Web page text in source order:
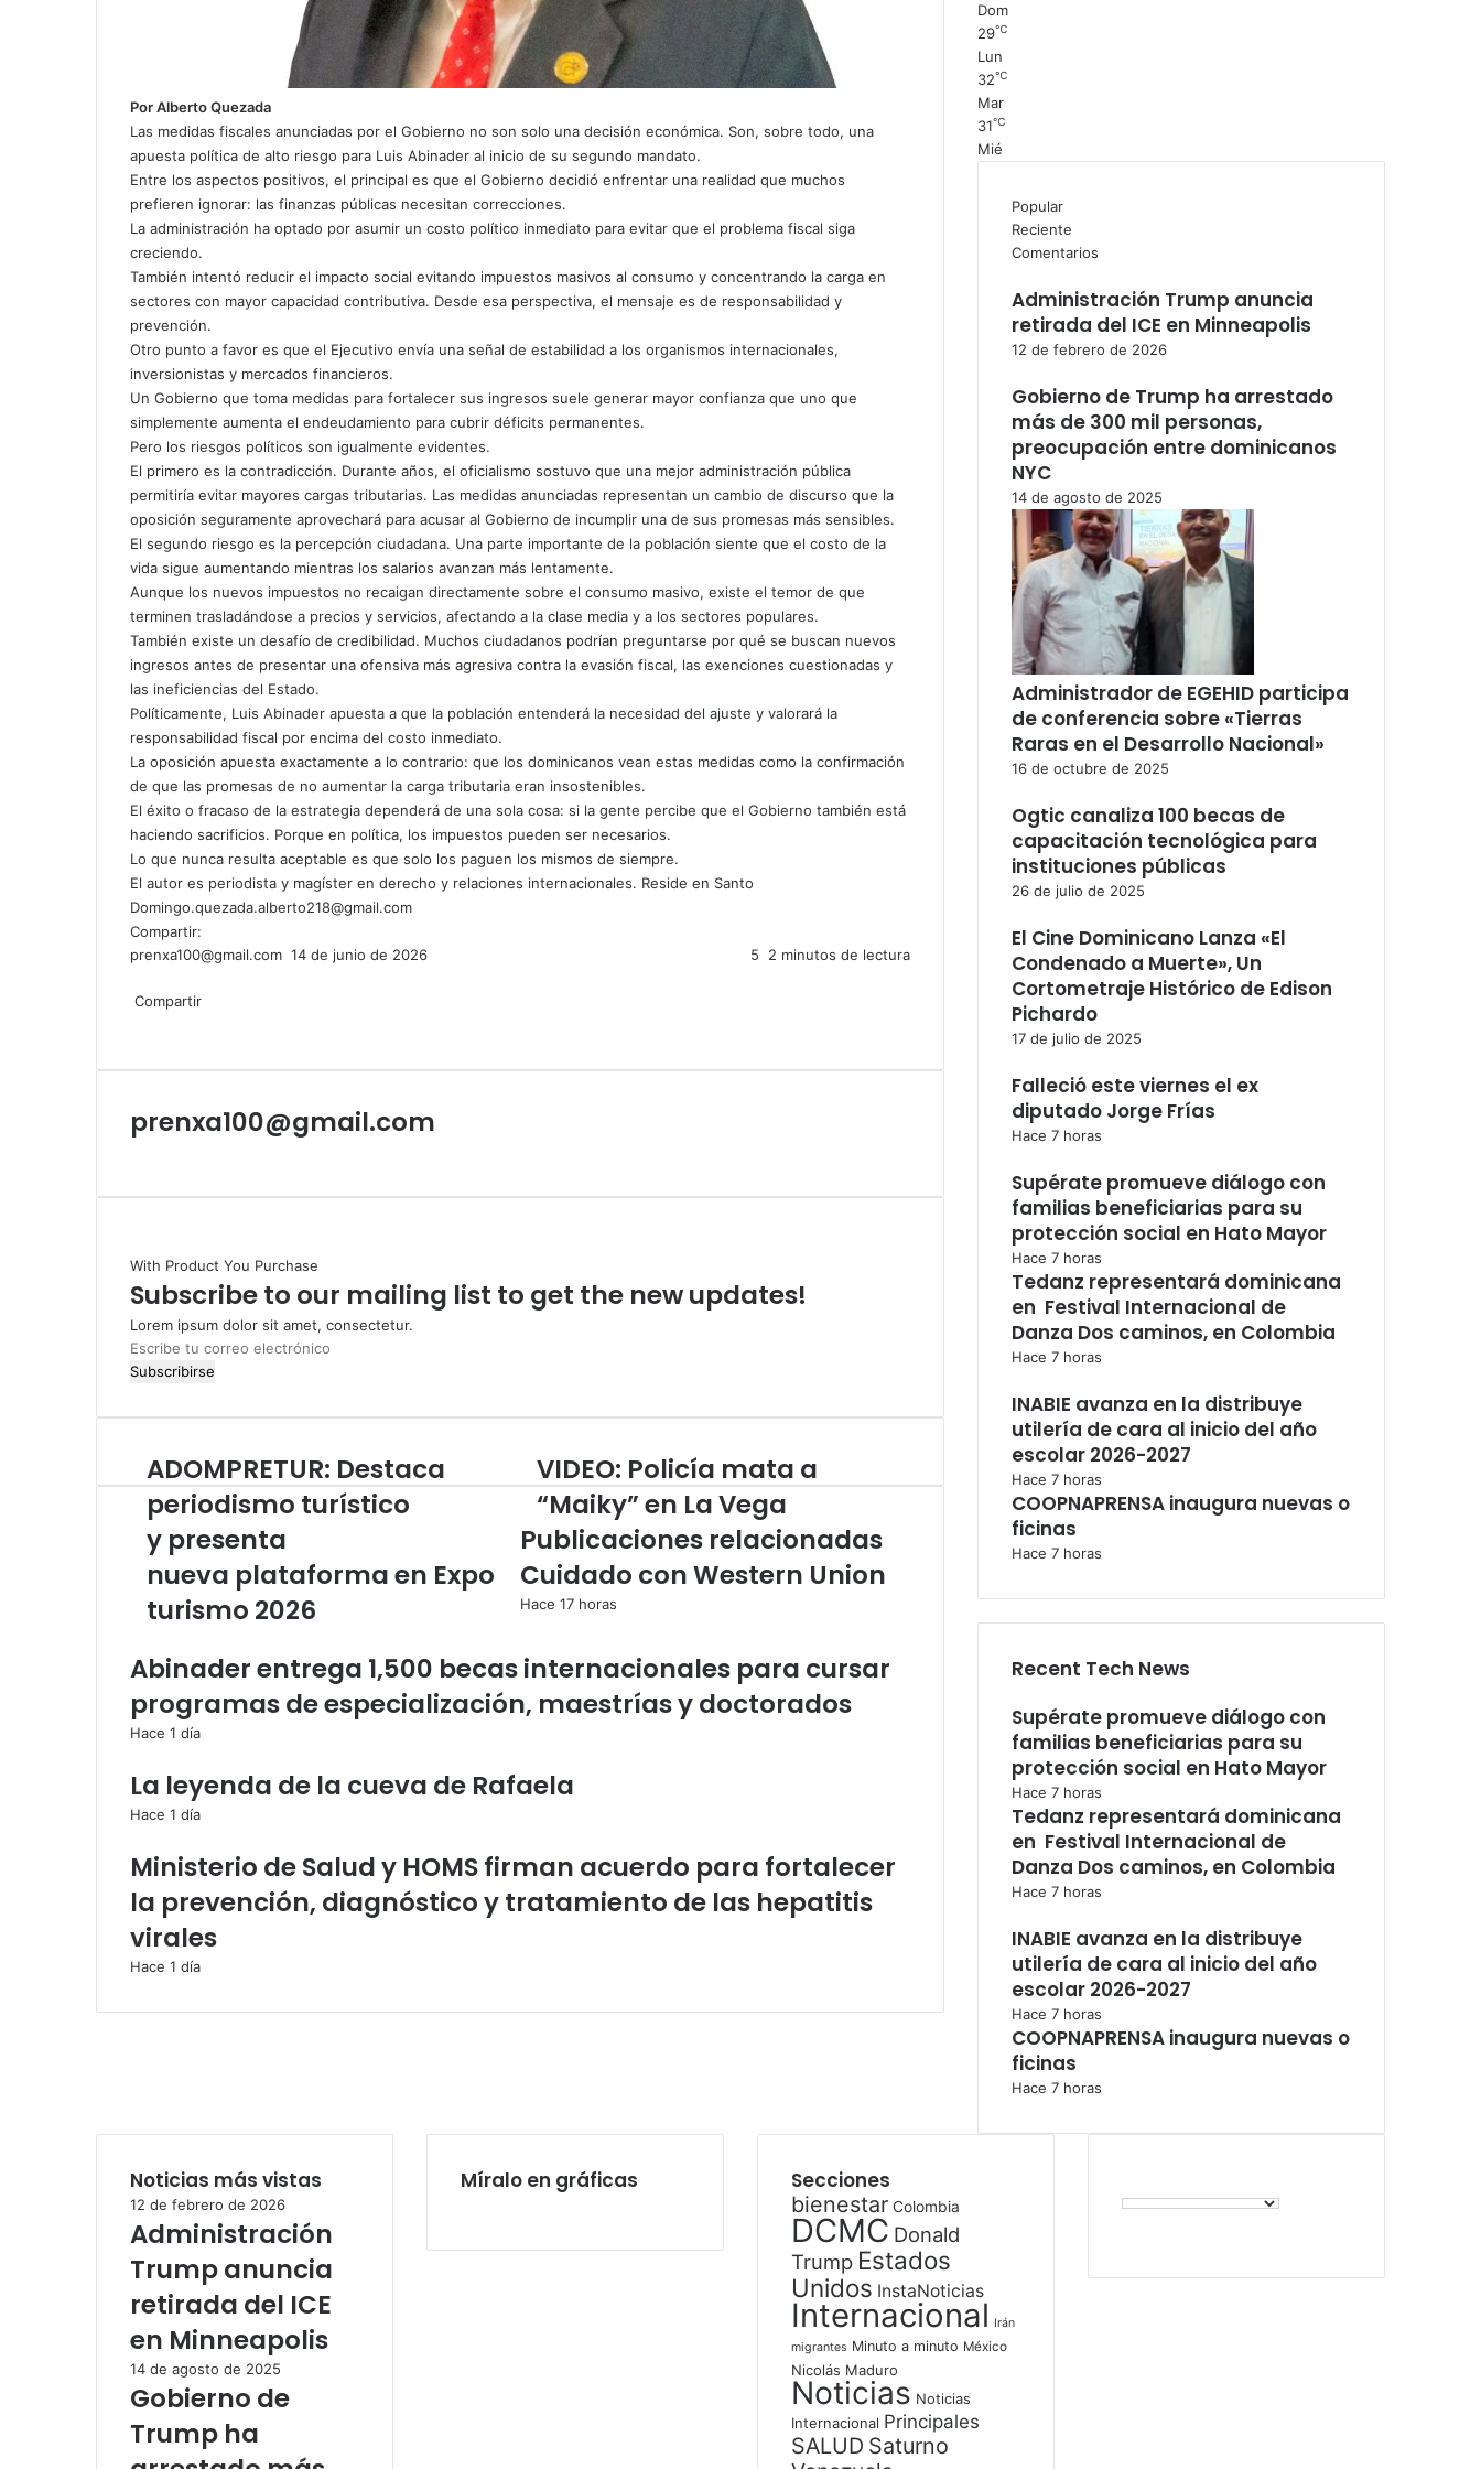
Por Alberto Quezada
Las medidas fiscales anunciadas por el Gobierno no son solo una decisión económica. Son, sobre todo, una
apuesta política de alto riesgo para Luis Abinader al inicio de su segundo mandato.
Entre los aspectos positivos, el principal es que el Gobierno decidió enfrentar una realidad que muchos
prefieren ignorar: las finanzas públicas necesitan correcciones.
La administración ha optado por asumir un costo político inmediato para evitar que el problema fiscal siga
creciendo.
También intentó reducir el impacto social evitando impuestos masivos al consumo y concentrando la carga en
sectores con mayor capacidad contributiva. Desde esa perspectiva, el mensaje es de responsabilidad y
prevención.
Otro punto a favor es que el Ejecutivo envía una señal de estabilidad a los organismos internacionales,
inversionistas y mercados financieros.
Un Gobierno que toma medidas para fortalecer sus ingresos suele generar mayor confianza que uno que
simplemente aumenta el endeudamiento para cubrir déficits permanentes.
Pero los riesgos políticos son igualmente evidentes.
El primero es la contradicción. Durante años, el oficialismo sostuvo que una mejor administración pública
permitiría evitar mayores cargas tributarias. Las medidas anunciadas representan un cambio de discurso que la
oposición seguramente aprovechará para acusar al Gobierno de incumplir una de sus promesas más sensibles.
El segundo riesgo es la percepción ciudadana. Una parte importante de la población siente que el costo de la
vida sigue aumentando mientras los salarios avanzan más lentamente.
Aunque los nuevos impuestos no recaigan directamente sobre el consumo masivo, existe el temor de que
terminen trasladándose a precios y servicios, afectando a la clase media y a los sectores populares.
También existe un desafío de credibilidad. Muchos ciudadanos podrían preguntarse por qué se buscan nuevos
ingresos antes de presentar una ofensiva más agresiva contra la evasión fiscal, las exenciones cuestionadas y
las ineficiencias del Estado.
Políticamente, Luis Abinader apuesta a que la población entenderá la necesidad del ajuste y valorará la
responsabilidad fiscal por encima del costo inmediato.
La oposición apuesta exactamente a lo contrario: que los dominicanos vean estas medidas como la confirmación
de que las promesas de no aumentar la carga tributaria eran insostenibles.
El éxito o fracaso de la estrategia dependerá de una sola cosa: si la gente percibe que el Gobierno también está
haciendo sacrificios. Porque en política, los impuestos pueden ser necesarios.
Lo que nunca resulta aceptable es que solo los paguen los mismos de siempre.
El autor es periodista y magíster en derecho y relaciones internacionales. Reside en Santo
Domingo.quezada.alberto218@gmail.com
Compartir:
prenxa100@gmail.com Send
14 de junio de 2026 5
2 minutos de lectura
Compartir
correo
prenxa100@gmail.com
With Product You Purchase
Subscribe to our mailing list to get the new updates!
Lorem ipsum dolor sit amet, consectetur.
Escribe
tu
electrónico
ADOMPRETUR: Destaca
periodismo turístico
y presenta
nueva plataforma en Expoturismo 2026
ADOMPRETUR: Destaca
periodismo turístico
y presenta
nueva plataforma en Expo
turismo 2026
VIDEO:
Policía
mata
a
“Maiky”
en
La
VIDEO: Policía mata a
“Maiky” en La Vega
Publicaciones relacionadas
Cuidado con Western Union
Hace 17 horas
Abinader entrega 1,500 becas internacionales para cursar
programas de especialización, maestrías y doctorados
Hace 1 día
La leyenda de la cueva de Rafaela
Hace 1 día
Ministerio de Salud y HOMS firman acuerdo para fortalecer
la prevención, diagnóstico y tratamiento de las hepatitis
virales
Hace 1 día
Dom
29℃
Lun
32℃
Mar
31℃
Mié
Popular
Reciente
Comentarios
Administración Trump anuncia
retirada del ICE en Minneapolis
12 de febrero de 2026
Gobierno de Trump ha arrestado
más de 300 mil personas,
preocupación entre dominicanos
NYC
14 de agosto de 2025
Administrador de EGEHID participa
de conferencia sobre «Tierras
Raras en el Desarrollo Nacional»
16 de octubre de 2025
Ogtic canaliza 100 becas de
capacitación tecnológica para
instituciones públicas
26 de julio de 2025
El Cine Dominicano Lanza «El
Condenado a Muerte», Un
Cortometraje Histórico de Edison
Pichardo
17 de julio de 2025
Falleció este viernes el ex
diputado Jorge Frías
Hace 7 horas
Supérate promueve diálogo con
familias beneficiarias para su
protección social en Hato Mayor
Hace 7 horas
Tedanz representará dominicana
en Festival Internacional de
Danza Dos caminos, en Colombia
Hace 7 horas
INABIE avanza en la distribuye
utilería de cara al inicio del año
escolar 2026-2027
Hace 7 horas
COOPNAPRENSA inaugura nuevas o
ficinas
Hace 7 horas
Recent Tech News
Supérate promueve diálogo con
familias beneficiarias para su
protección social en Hato Mayor
Hace 7 horas
Tedanz representará dominicana
en Festival Internacional de
Danza Dos caminos, en Colombia
Hace 7 horas
INABIE avanza en la distribuye
utilería de cara al inicio del año
escolar 2026-2027
Hace 7 horas
COOPNAPRENSA inaugura nuevas o
ficinas
Hace 7 horas
Noticias más vistas
12 de febrero de 2026
Administración
Trump anuncia
retirada del ICE
en Minneapolis
14 de agosto de 2025
Gobierno de
Trump ha
Míralo en gráficas
Secciones
bienestar Colombia
DCMC Donald
Trump Estados
Unidos InstaNoticias
Internacional Irán
migrantes Minuto a minuto México
Nicolás Maduro
Noticias Noticias
Internacional Principales
SALUD Saturno